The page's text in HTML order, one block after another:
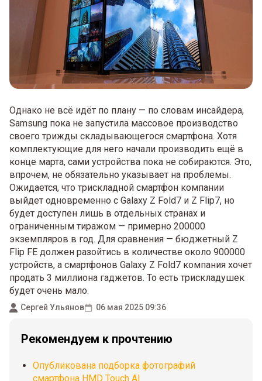
Однако не всё идёт по плану — по словам инсайдера,
Samsung пока не запустила массовое производство
своего трижды складывающегося смартфона. Хотя
комплектующие для него начали производить ещё в
конце марта, сами устройства пока не собираются. Это,
впрочем, не обязательно указывает на проблемы.
Ожидается, что трискладной смартфон компании
выйдет одновременно с Galaxy Z Fold7 и Z Flip7, но
будет доступен лишь в отдельных странах и
ограниченным тиражом — примерно 200000
экземпляров в год. Для сравнения — бюджетный Z
Flip FE должен разойтись в количестве около 900000
устройств, а смартфонов Galaxy Z Fold7 компания хочет
продать 3 миллиона гаджетов. То есть трискладушек
будет очень мало.
Сергей Ульянов 06 мая 2025 09:36
Рекомендуем к прочтению
Опубликована подборка фотографий
смартфона HMD Touch AI